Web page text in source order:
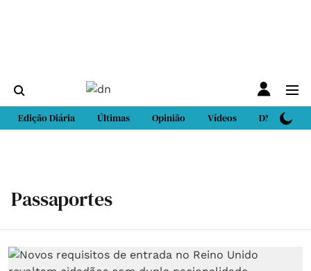
Edição Diária Últimas Opinião Vídeos DN Sport
Passaportes